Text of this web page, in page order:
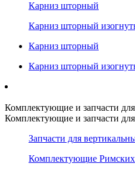
Карниз шторный
Карниз шторный
Карниз шторный
Карниз шторный
Комплектующие и запчасти
Комплектующие и запчасти
Запчасти для
Комплектующие